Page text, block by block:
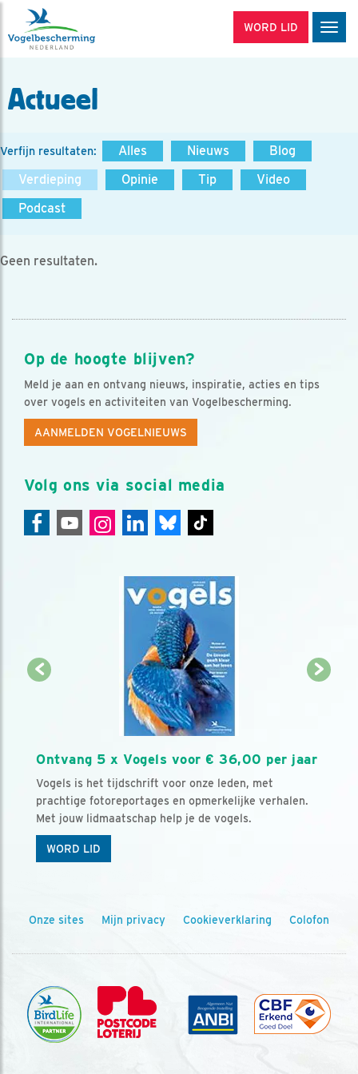
WORD LID
Actueel
Verfijn resultaten: Alles Nieuws
Blog
Verdieping
Opinie Tip
Video
Podcast
Geen resultaten.
Op de hoogte blijven?
Meld je aan en ontvang nieuws, inspiratie, acties en tips
over vogels en activiteiten van Vogelbescherming.
AANMELDEN VOGELNIEUWS
Volg ons via social media
Ontvang 5 x Vogels voor € 36,00 per jaar
Vogels is het tijdschrift voor onze leden, met
prachtige fotoreportages en opmerkelijke verhalen.
Met jouw lidmaatschap help je de vogels.
WORD LID
Onze sites Mijn privacy Cookieverklaring Colofon